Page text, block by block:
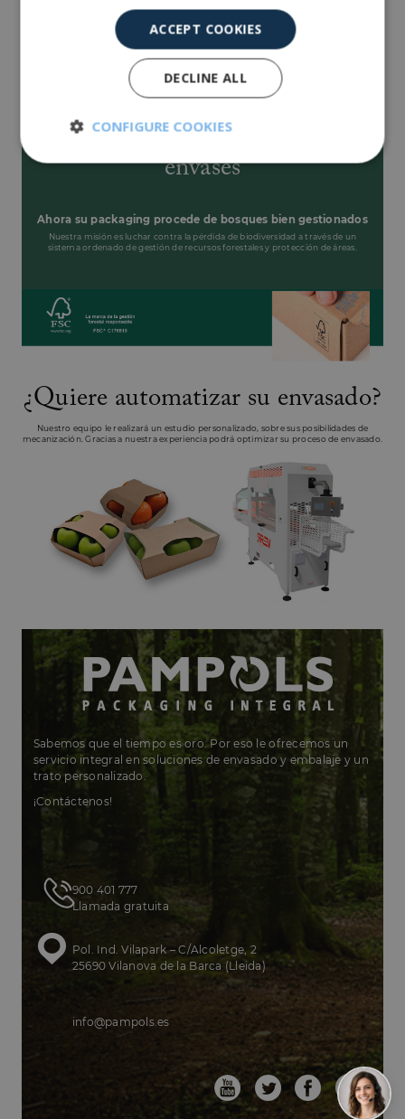
CAJA A MEDIDA
Materializamos el envase que ha imaginado para su marca.
envases
Ahora su packaging procede de bosques bien gestionados
Nuestra misión es luchar contra la pérdida de biodiversidad a través de un
sistema ordenado de gestión de recursos forestales y protección de áreas.
¿Quiere automatizar su envasado?
Nuestro equipo le realizará un estudio personalizado, sobre sus posibilidades de
mecanización. Gracias a nuestra experiencia podrá optimizar su proceso de envasado.
Sabemos que el tiempo es oro. Por eso le ofrecemos un
servicio integral en soluciones de envasado y embalaje y un
trato personalizado.
¡Contáctenos!
900 401 777
Llamada gratuita
Pol. Ind. Vilapark – C/Alcoletge, 2
25690 Vilanova de la Barca (Lleida)
info@pampols.es
ACCEPT COOKIES
DECLINE ALL
CONFIGURE COOKIES
Strictly
necessary
Performance
Targeting Functionality
Strictly necessary
Performance
Unclassified
Strictly necessary cookies allow core website
functionality such as user login and account
management. The website cannot be used
properly without strictly necessary cookies.
Expiration
pampols.es
used by
Cookie-
Script.com
service to
remember
visitor
consent
is
Cookie-
Script.com
to work
properly.
pampols.es
Session
Cookie
based on
PHP
This is a
general
purpose
identifier
to maintain
user
variables.
normally a
random
generated
number,
is used
specific to
site, but a
example is
logged-in
for a user
between